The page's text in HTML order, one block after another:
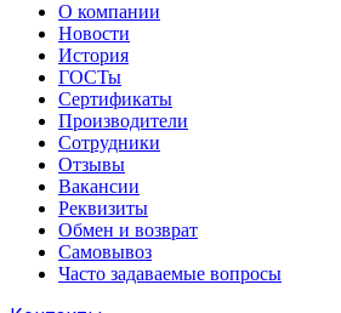
О компании
Новости
История
ГОСТы
Сертификаты
Производители
Сотрудники
Отзывы
Вакансии
Реквизиты
Обмен и возврат
Самовывоз
Часто задаваемые вопросы